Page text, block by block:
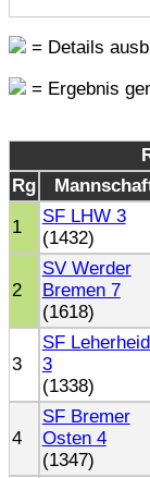
= Details
= Ergebnis
Rg
1
SF LHW 3
(1432)
2
SV Werder
Bremen 7
(1618)
3
SF
3
(1338)
4
SF Bremer
Osten 4
(1347)